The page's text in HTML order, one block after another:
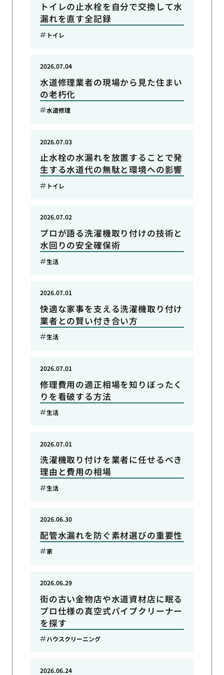
トイレの止水栓を自分で交換して水
漏れを直す全記録
トイレ
水道修理業者の現場から見た住まい
の老朽化
2026.07.04
水道修理
止水栓の水漏れを放置することで発
生する水道代の無駄と環境への影響
2026.07.03
トイレ
プロが語る洗濯機取り付けの技術と
水回りの安全確保術
2026.07.02
生活
快適な家事を支える洗濯機取り付け
業者との賢い付き合い方
2026.07.01
生活
修理費用の適正相場を知りぼったく
りを看破する方法
2026.07.01
生活
洗濯機取り付けを業者に任せるべき
理由と費用の相場
2026.07.01
生活
配管水漏れを防ぐ素材選びの重要性
2026.06.30
家
街の古い金物店や水道資材店に眠る
プロ仕様の真空式パイプクリーナー
を探す
2026.06.29
ハウスクリーニング
2026.06.24